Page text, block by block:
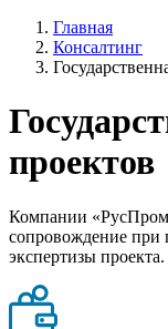
Главная
Консалтинг
проектов
Компании
сопровождение при
экспертизы проекта.